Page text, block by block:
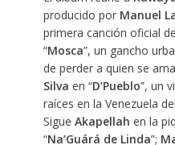
producido por Manuel
primera canción oficial
“Mosca”, un gancho
de perder a quien se
Silva en “D’Pueblo”, un
raíces en la Venezuela
Sigue Akapellah en la
“Na’Guárá de Linda”;